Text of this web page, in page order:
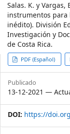
Salas. K. y Vargas,
instrumentos para
inédito). División
Investigación y
de Costa Rica.
PDF (Español)
Publicado
13-12-2021 —
DOI: https://